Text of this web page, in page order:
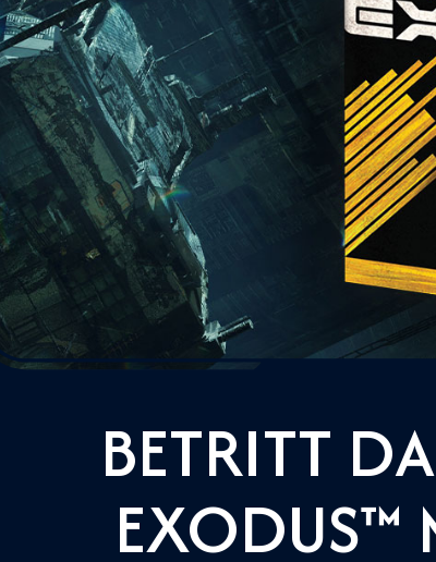
BETRITT
EXODUS™